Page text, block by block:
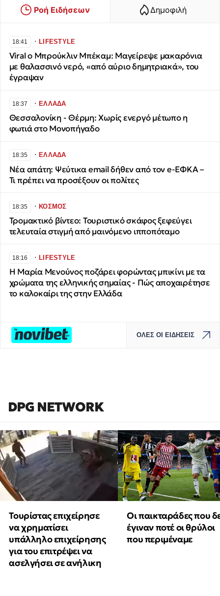
Ροή Ειδήσεων Δημοφιλή
18:41 ∙LIFESTYLE
Viral ο Μπρούκλιν Μπέκαμ: Μαγείρεψε μακαρόνια
με θαλασσινό νερό, «από αύριο δημητριακά», του
έγραψαν
18:37 ∙ΕΛΛΑΔΑ
Θεσσαλονίκη - Θέρμη: Χωρίς ενεργό μέτωπο η
φωτιά στο Μονοπήγαδο
18:35 ∙ΕΛΛΑΔΑ
Νέα απάτη: Ψεύτικα email δήθεν από τον e-ΕΦΚΑ –
Τι πρέπει να προσέξουν οι πολίτες
18:35 ∙ΚΟΣΜΟΣ
Τρομακτικό βίντεο: Τουριστικό σκάφος ξεφεύγει
τελευταία στιγμή από μαινόμενο ιπποπόταμο
18:16 ∙LIFESTYLE
Η Μαρία Μενούνος ποζάρει φορώντας μπικίνι με τα
χρώματα της ελληνικής σημαίας - Πώς αποχαιρέτησε
το καλοκαίρι της στην Ελλάδα
ΟΛΕΣ ΟΙ ΕΙΔΗΣΕΙΣ
DPG NETWORK
Τουρίστας επιχείρησε
να χρηματίσει
υπάλληλο επιχείρησης
για του επιτρέψει να
ασελγήσει σε ανήλικη
Οι παικταράδες που
έγιναν ποτέ οι θρύλοι
που περιμέναμε